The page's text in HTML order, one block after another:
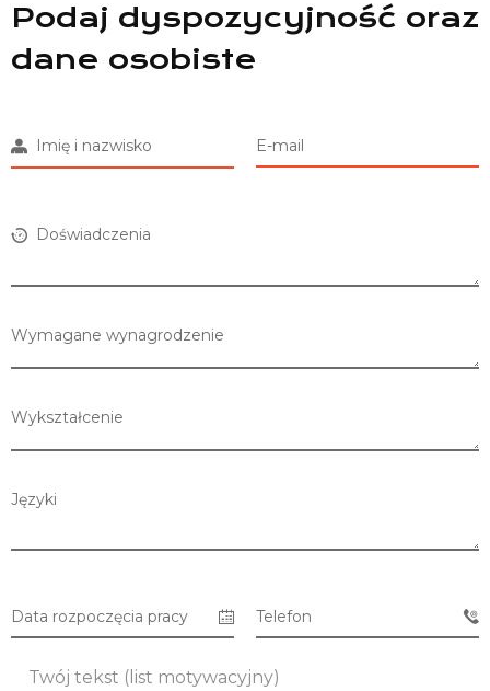
Lista sklepów
Podaj dyspozycyjność oraz
dane osobiste
Imię i nazwisko E-mail
Doświadczenia
Wymagane wynagrodzenie
Wykształcenie
Języki
Data rozpoczęcia pracy Telefon